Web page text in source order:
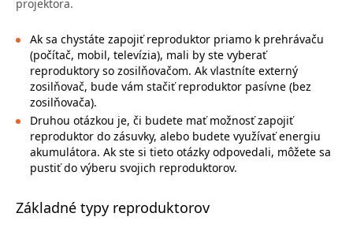
projektora.
Ak sa chystáte zapojiť reproduktor priamo k prehrávaču
(počítač, mobil, televízia), mali by ste vyberať
reproduktory so zosilňovačom. Ak vlastníte externý
zosilňovač, bude vám stačiť reproduktor pasívne (bez
zosilňovača).
Druhou otázkou je, či budete mať možnosť zapojiť
reproduktor do zásuvky, alebo budete využívať energiu
akumulátora. Ak ste si tieto otázky odpovedali, môžete sa
pustiť do výberu svojich reproduktorov.
Základné typy reproduktorov